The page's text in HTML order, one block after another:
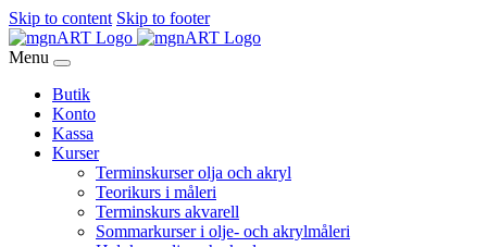
Skip to content Skip to footer
Menu
Butik
Konto
Kassa
Kurser
Terminskurser olja och akryl
Teorikurs i måleri
Terminskurs akvarell
Sommarkurser i olje- och akrylmåleri